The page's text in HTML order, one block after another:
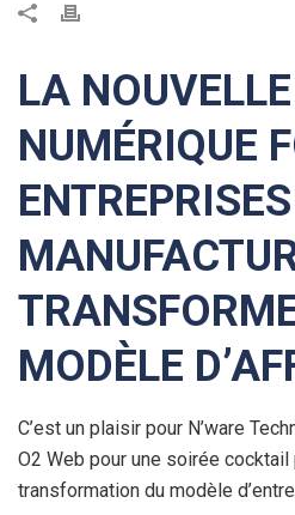
LA
NUMÉRIQUE
ENTREPRISES
MODÈLE
C’est un plaisir pour N’ware
O2 Web pour une soirée cocktail
transformation du modèle